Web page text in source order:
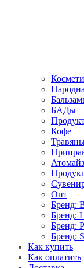
БАДы
Кофе
Опт
Бренд:
Бренд:
Бренд:
Бренд:
Как купить
Как оплатить